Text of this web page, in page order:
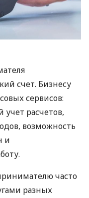
счет. Бизнесу
сервисов:
расчетов,
возможность
и
часто
разных